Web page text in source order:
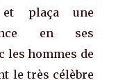
plaça une
en ses
les hommes de
le très célèbre